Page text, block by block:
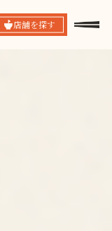
店舗を探す